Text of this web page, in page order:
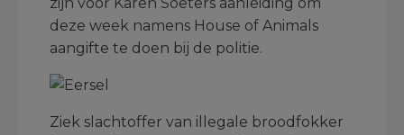
deze week namens House of Animals
aangifte te doen bij de politie.
Ziek slachtoffer van illegale broodfokker